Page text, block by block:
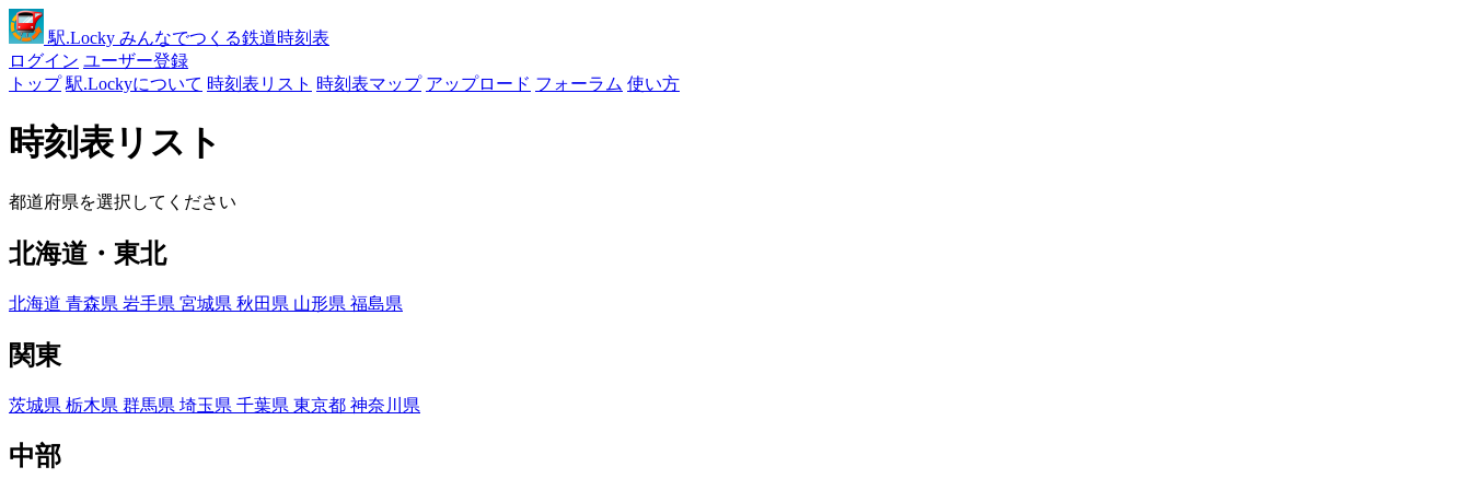
駅.Locky みんなでつくる鉄道時刻表
ログイン ユーザー登録
トップ 駅.Lockyについて 時刻表リスト 時刻表マップ アップロード フォーラム 使い方
時刻表リスト
都道府県を選択してください
北海道・東北
北海道 青森県 岩手県 宮城県 秋田県 山形県 福島県
関東
茨城県 栃木県 群馬県 埼玉県 千葉県 東京都 神奈川県
中部